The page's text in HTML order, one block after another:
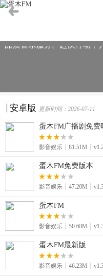
FM应有尽有。最新版本下
畅的音乐播放、个性化的
品质音乐服务。赶快行动，
安卓版 更新时间：2026-07-11
蛋木FM广播剧免费
影音娱乐 81.51M
蛋木FM免费版本
影音娱乐 47.20M
蛋木FM
影音娱乐 50.68M
蛋木FM最新版
影音娱乐 46.23M